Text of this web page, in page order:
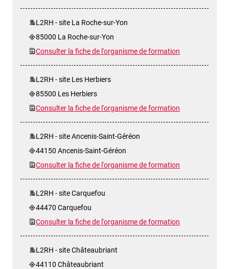
L2RH - site La Roche-sur-Yon
85000 La Roche-sur-Yon
Consulter la fiche de l'organisme de formation
L2RH - site Les Herbiers
85500 Les Herbiers
Consulter la fiche de l'organisme de formation
L2RH - site Ancenis-Saint-Géréon
44150 Ancenis-Saint-Géréon
Consulter la fiche de l'organisme de formation
L2RH - site Carquefou
44470 Carquefou
Consulter la fiche de l'organisme de formation
L2RH - site Châteaubriant
44110 Châteaubriant